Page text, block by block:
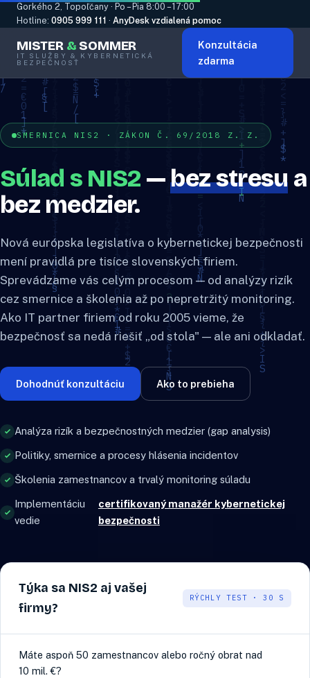
Gorkého 2, Topoľčany · Po – Pia 8:00 – 17:00
Hotline: 0905 999 111 · AnyDesk vzdialená pomoc
MISTER & SOMMER
IT SLUŽBY & KYBERNETICKÁ
BEZPEČNOSŤ
Konzultácia
zdarma
SMERNICA NIS2 · ZÁKON Č. 69/2018 Z. Z.
Súlad s NIS2 —bez stresu a
bez medzier.
Nová európska legislatíva o kybernetickej bezpečnosti
mení pravidlá pre tisíce slovenských firiem.
Sprevádzame vás celým procesom — od analýzy rizík
cez smernice a školenia až po nepretržitý monitoring.
Ako IT partner firiem od roku 2005 vieme, že
bezpečnosť sa nedá riešiť „od stola" — ale ani odkladať.
Dohodnúť konzultáciu Ako to prebieha
Analýza rizík a bezpečnostných medzier (gap analysis)
Politiky, smernice a procesy hlásenia incidentov
Školenia zamestnancov a trvalý monitoring súladu
Implementáciu
vedie
certifikovaný manažér kybernetickej
bezpečnosti
Týka sa NIS2 aj vašej
firmy?
RÝCHLY TEST · 30 S
Máte aspoň 50 zamestnancov alebo ročný obrat nad
10 mil. €?